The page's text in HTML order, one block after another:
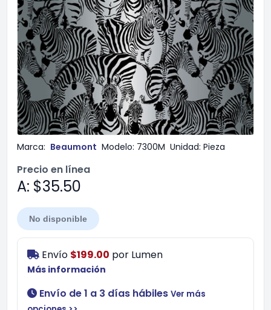
Marca: Beaumont Modelo: 7300M Unidad: Pieza
Precio en línea
A: $35.50
No disponible
Envío $199.00 por Lumen
Más información
Envío de 1 a 3 días hábiles Ver más